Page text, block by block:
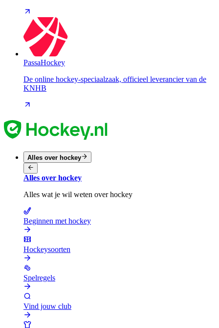
PassaHockey
De online hockey-speciaalzaak, officieel leverancier van de
KNHB
Alles over hockey
Alles over hockey
Alles wat je wil weten over hockey
Beginnen met hockey
Hockeysoorten
Spelregels
Vind jouw club